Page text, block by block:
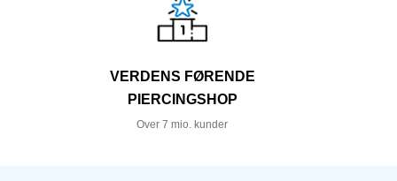
VERDENS FØRENDE
PIERCINGSHOP
Over 7 mio. kunder